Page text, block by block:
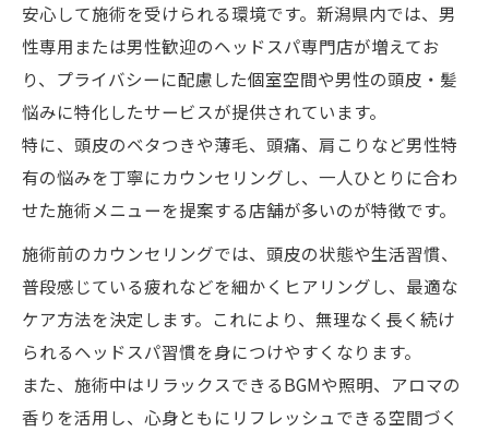
安心して施術を受けられる環境です。新潟県内では、男
性専用または男性歓迎のヘッドスパ専門店が増えてお
り、プライバシーに配慮した個室空間や男性の頭皮・髪
悩みに特化したサービスが提供されています。
特に、頭皮のベタつきや薄毛、頭痛、肩こりなど男性特
有の悩みを丁寧にカウンセリングし、一人ひとりに合わ
せた施術メニューを提案する店舗が多いのが特徴です。
施術前のカウンセリングでは、頭皮の状態や生活習慣、
普段感じている疲れなどを細かくヒアリングし、最適な
ケア方法を決定します。これにより、無理なく長く続け
られるヘッドスパ習慣を身につけやすくなります。
また、施術中はリラックスできるBGMや照明、アロマの
香りを活用し、心身ともにリフレッシュできる空間づく